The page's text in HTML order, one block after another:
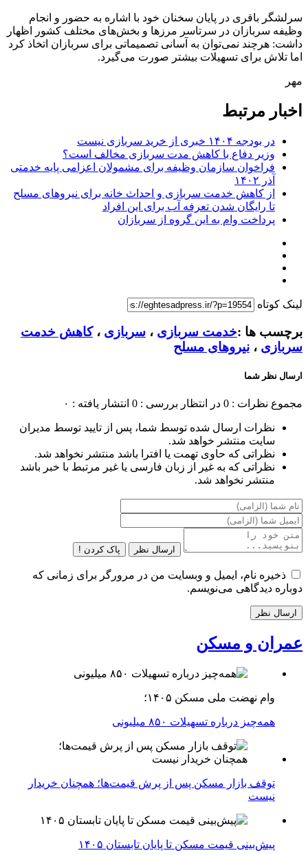
سرلشگر باقری در پایان سخنان خود با اشاره به حضور و انجام
وظیفه سربازان در سرتاسر مرزها و بخش‌های مختلف کشور اظهار
داشت: هرچند نمی‌توان به آسانی تصمیماتی برای سربازان اتخاذ کرد
اما تلاش برای تسهیلات بیشتر صورت می‌گیرد.
مهر
اخبار مرتبط
در بودجه ۱۴۰۴ خبری از خرید سربازی نیست
وزیر دفاع با کاهش مدت سربازی مخالف است؟
فراخوان سازمان وظیفه برای مشمولان اعزامی پایه خدمتی
آذر ۱۴۰۲
از کاهش خدمت سربازی و احداث خانه برای نیروهای مسلح
تا رایگان شدن تعرفه آب برای این افراد
پرداخت وام به این گروه از سربازان
لینک کوتاه
برچسب ها :خدمت سربازی ، سربازی ،کاهش خدمت
سربازی ، نیروهای مسلح
ارسال نظر شما
مجموع نظرات : 0 در انتظار بررسی : 0 انتشار یافته : ۰
نظرات ارسال شده توسط شما، پس از تایید توسط مدیران
سایت منتشر خواهد شد.
نظراتی که حاوی تهمت یا افترا باشد منتشر نخواهد شد.
نظراتی که به غیر از زبان فارسی یا غیر مرتبط با خبر باشد
منتشر نخواهد شد.
ارسال نظر پاک کردن !
ذخیره نام، ایمیل و وبسایت من در مرورگر برای زمانی که
دوباره دیدگاهی می‌نویسم.
عمران و مسکن
وام نهضت ملی مسکن ۱۴۰۵؛
همه‌چیز درباره تسهیلات ۸۵۰ میلیونی
توقف بازار مسکن پس از پرش قیمت‌ها؛ همچنان خریدار
نیست
پیش‌بینی قیمت مسکن تا پایان تابستان ۱۴۰۵